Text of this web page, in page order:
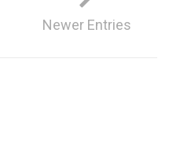
Newer Entries